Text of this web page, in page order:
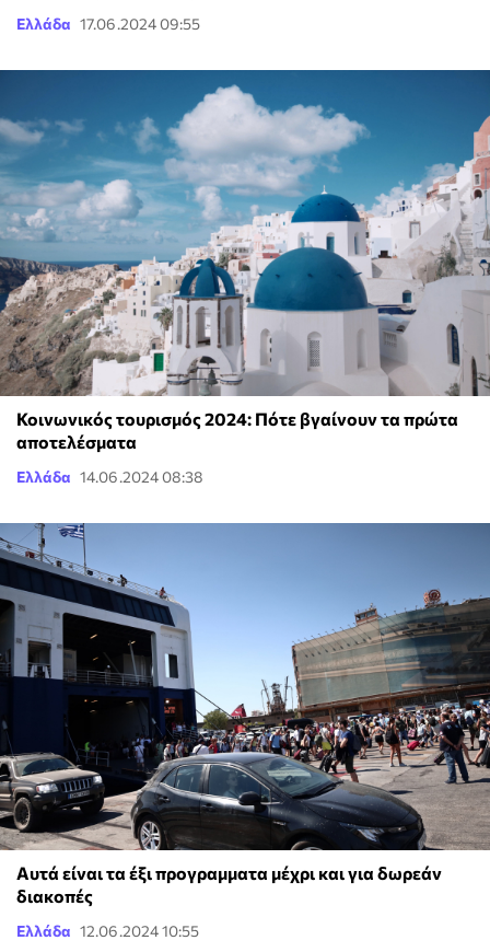
Ελλάδα 17.06.2024 09:55
Κοινωνικός τουρισμός 2024: Πότε βγαίνουν τα πρώτα
αποτελέσματα
Ελλάδα 14.06.2024 08:38
Αυτά είναι τα έξι προγραμματα μέχρι και για δωρεάν
διακοπές
Ελλάδα 12.06.2024 10:55